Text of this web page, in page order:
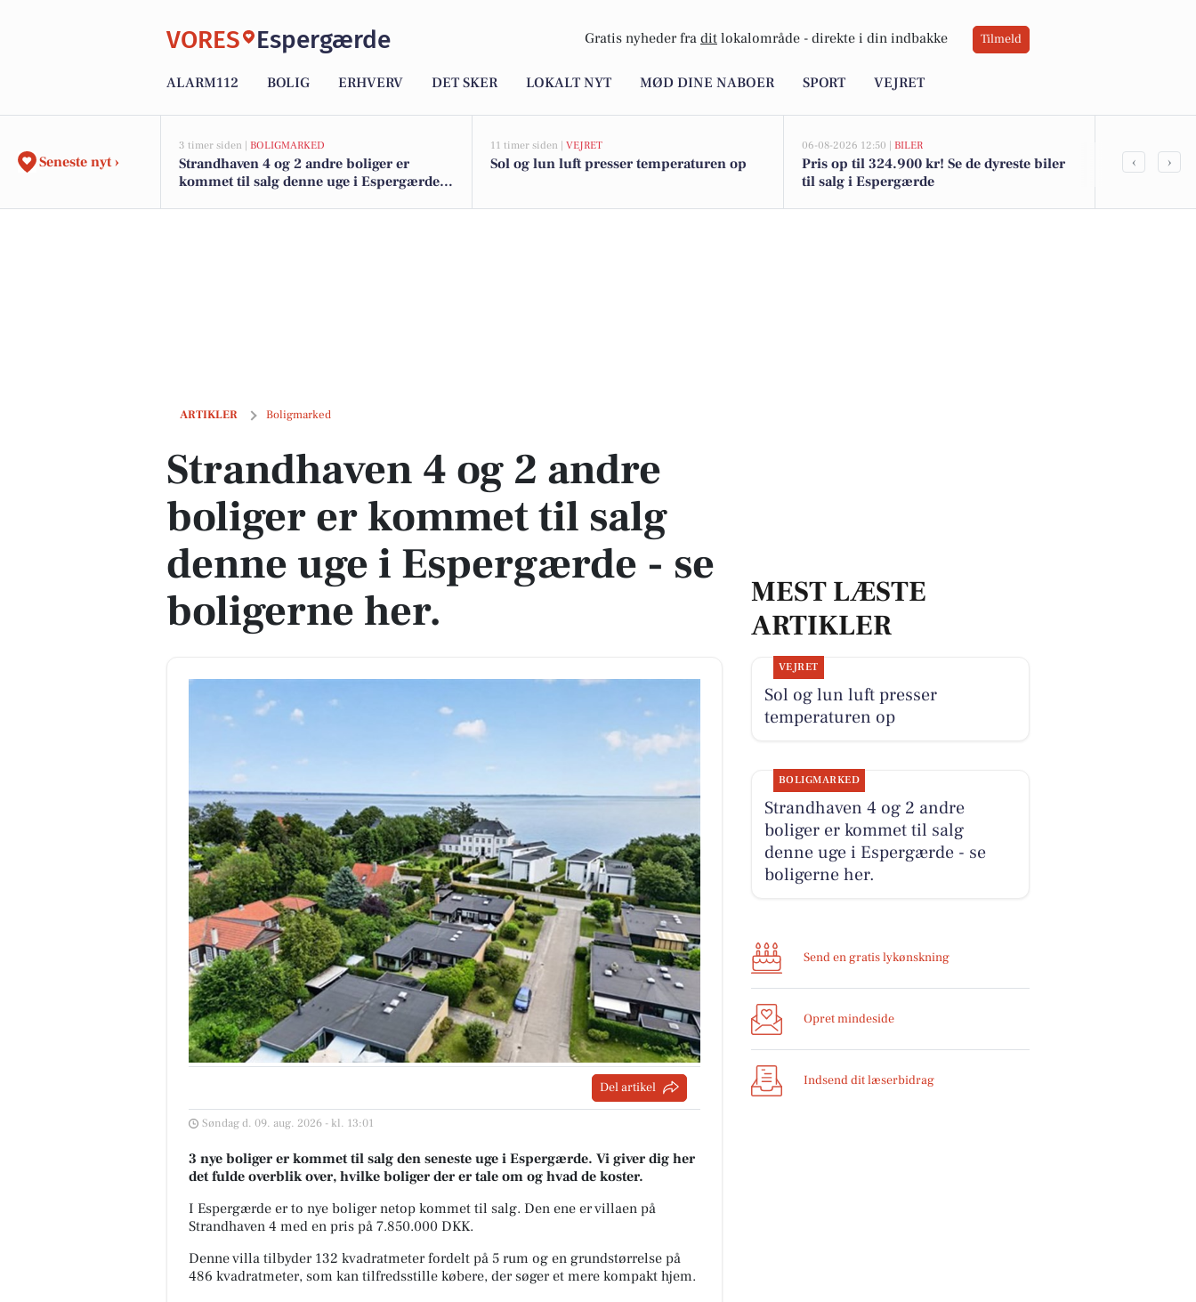
VORES Espergærde Gratis nyheder fra dit lokalområde - direkte i din indbakke Tilmeld
ALARM112 BOLIG ERHVERV DET SKER LOKALT NYT MØD DINE NABOER SPORT VEJRET
Seneste nyt ›
3 timer siden | BOLIGMARKED
Strandhaven 4 og 2 andre boliger er
kommet til salg denne uge i Espergærde -
11 timer siden | VEJRET
Sol og lun luft presser temperaturen op
06-08-2026 12:50 | BILER
Pris op til 324.900 kr! Se de dyreste biler
til salg i Espergærde
Savner du
‹ ›
ARTIKLER Boligmarked
Strandhaven 4 og 2 andre boliger er kommet til salg denne uge i Espergærde - se boligerne her.
Strandhaven 4 og 2 andre
boliger er kommet til salg
denne uge i Espergærde - se
boligerne her.
Del artikel
Søndag d. 09. aug. 2026 - kl. 13:01
3 nye boliger er kommet til salg den seneste uge i Espergærde. Vi giver dig her
det fulde overblik over, hvilke boliger der er tale om og hvad de koster.
I Espergærde er to nye boliger netop kommet til salg. Den ene er villaen på
Strandhaven 4 med en pris på 7.850.000 DKK.
Denne villa tilbyder 132 kvadratmeter fordelt på 5 rum og en grundstørrelse på
486 kvadratmeter, som kan tilfredsstille købere, der søger et mere kompakt hjem.
MEST LÆSTE
ARTIKLER
VEJRET
Sol og lun luft presser
temperaturen op
BOLIGMARKED
Strandhaven 4 og 2 andre
boliger er kommet til salg
denne uge i Espergærde - se
boligerne her.
Send en gratis lykønskning
Opret mindeside
Indsend dit læserbidrag